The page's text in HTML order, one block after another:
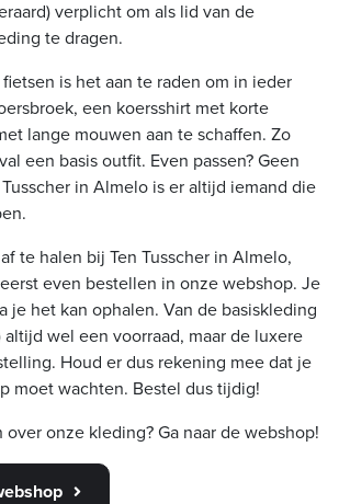
verplicht om als lid van de
te dragen.
is het aan te raden om in ieder
een koersshirt met korte
lange mouwen aan te schaffen. Zo
een basis outfit. Even passen? Geen
in Almelo is er altijd iemand die
te halen bij Ten Tusscher in Almelo,
even bestellen in onze webshop. Je
je het kan ophalen. Van de basiskleding
wel een voorraad, maar de luxere
Houd er dus rekening mee dat je
moet wachten. Bestel dus tijdig!
onze kleding? Ga naar de webshop!